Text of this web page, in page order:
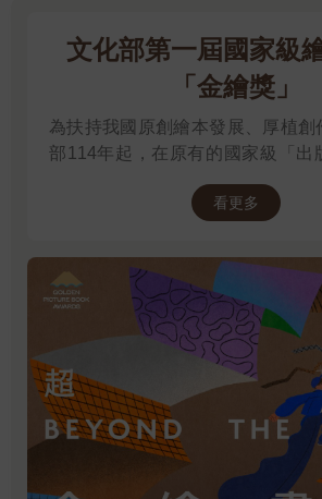
文化部第一屆國家級
「金繪獎」
為扶持我國原創繪本發展、厚植創
部114年起，在原有的國家級「出
促進台灣圖文出版的多元發展。獎
「跨域應用獎」、「年度繪本獎」
大獎」。
看更多